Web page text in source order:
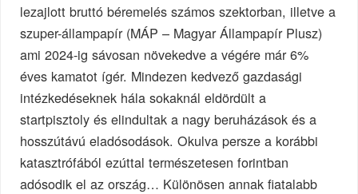
lezajlott bruttó béremelés számos szektorban, illetve a
szuper-állampapír (MÁP – Magyar Állampapír Plusz)
ami 2024-ig sávosan növekedve a végére már 6%
éves kamatot ígér. Mindezen kedvező gazdasági
intézkedéseknek hála sokaknál eldördült a
startpisztoly és elindultak a nagy beruházások és a
hosszútávú eladósodások. Okulva persze a korábbi
katasztrófából ezúttal természetesen forintban
adósodik el az ország… Különösen annak fiatalabb